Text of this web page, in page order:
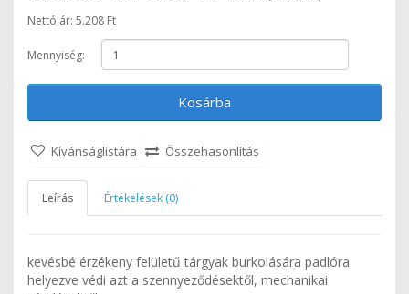
Nettó ár: 5.208 Ft
Mennyiség:
Kosárba
Kívánságlistára Összehasonlítás
Leírás Értékelések (0)
kevésbé érzékeny felületű tárgyak burkolására padlóra
helyezve védi azt a szennyeződésektől, mechanikai